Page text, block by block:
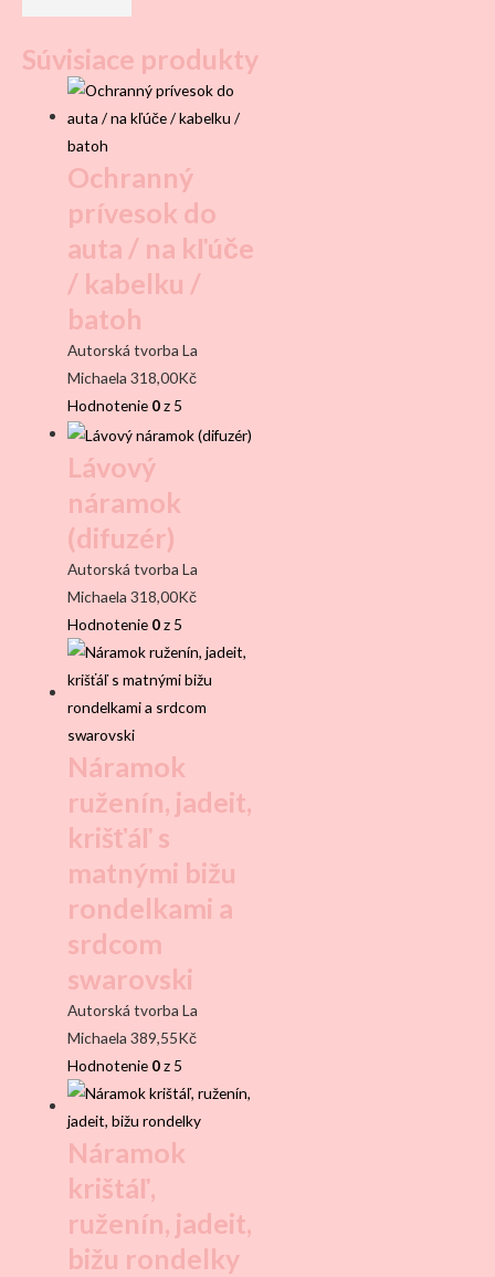
Súvisiace produkty
Ochranný
prívesok do
auta / na kľúče
/ kabelku /
batoh
Autorská tvorba La
Michaela318,00Kč
Hodnotenie 0z 5
Lávový
náramok
(difuzér)
Autorská tvorba La
Michaela318,00Kč
Hodnotenie 0z 5
Náramok
ruženín, jadeit,
krišťáľ s
matnými bižu
rondelkami a
srdcom
swarovski
Autorská tvorba La
Michaela389,55Kč
Hodnotenie 0z 5
Náramok
krištáľ,
ruženín, jadeit,
bižu rondelky